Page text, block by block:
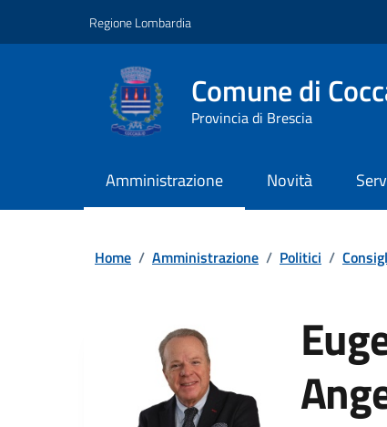
Regione Lombardia
Comune di
Provincia di Brescia
Amministrazione Novità
Home / Amministrazione / Politici /